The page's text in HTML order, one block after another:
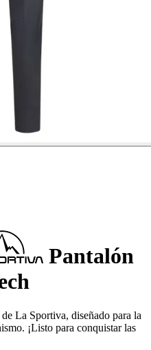
Pantalón
La Sportiva, diseñado para la
¡Listo para conquistar las